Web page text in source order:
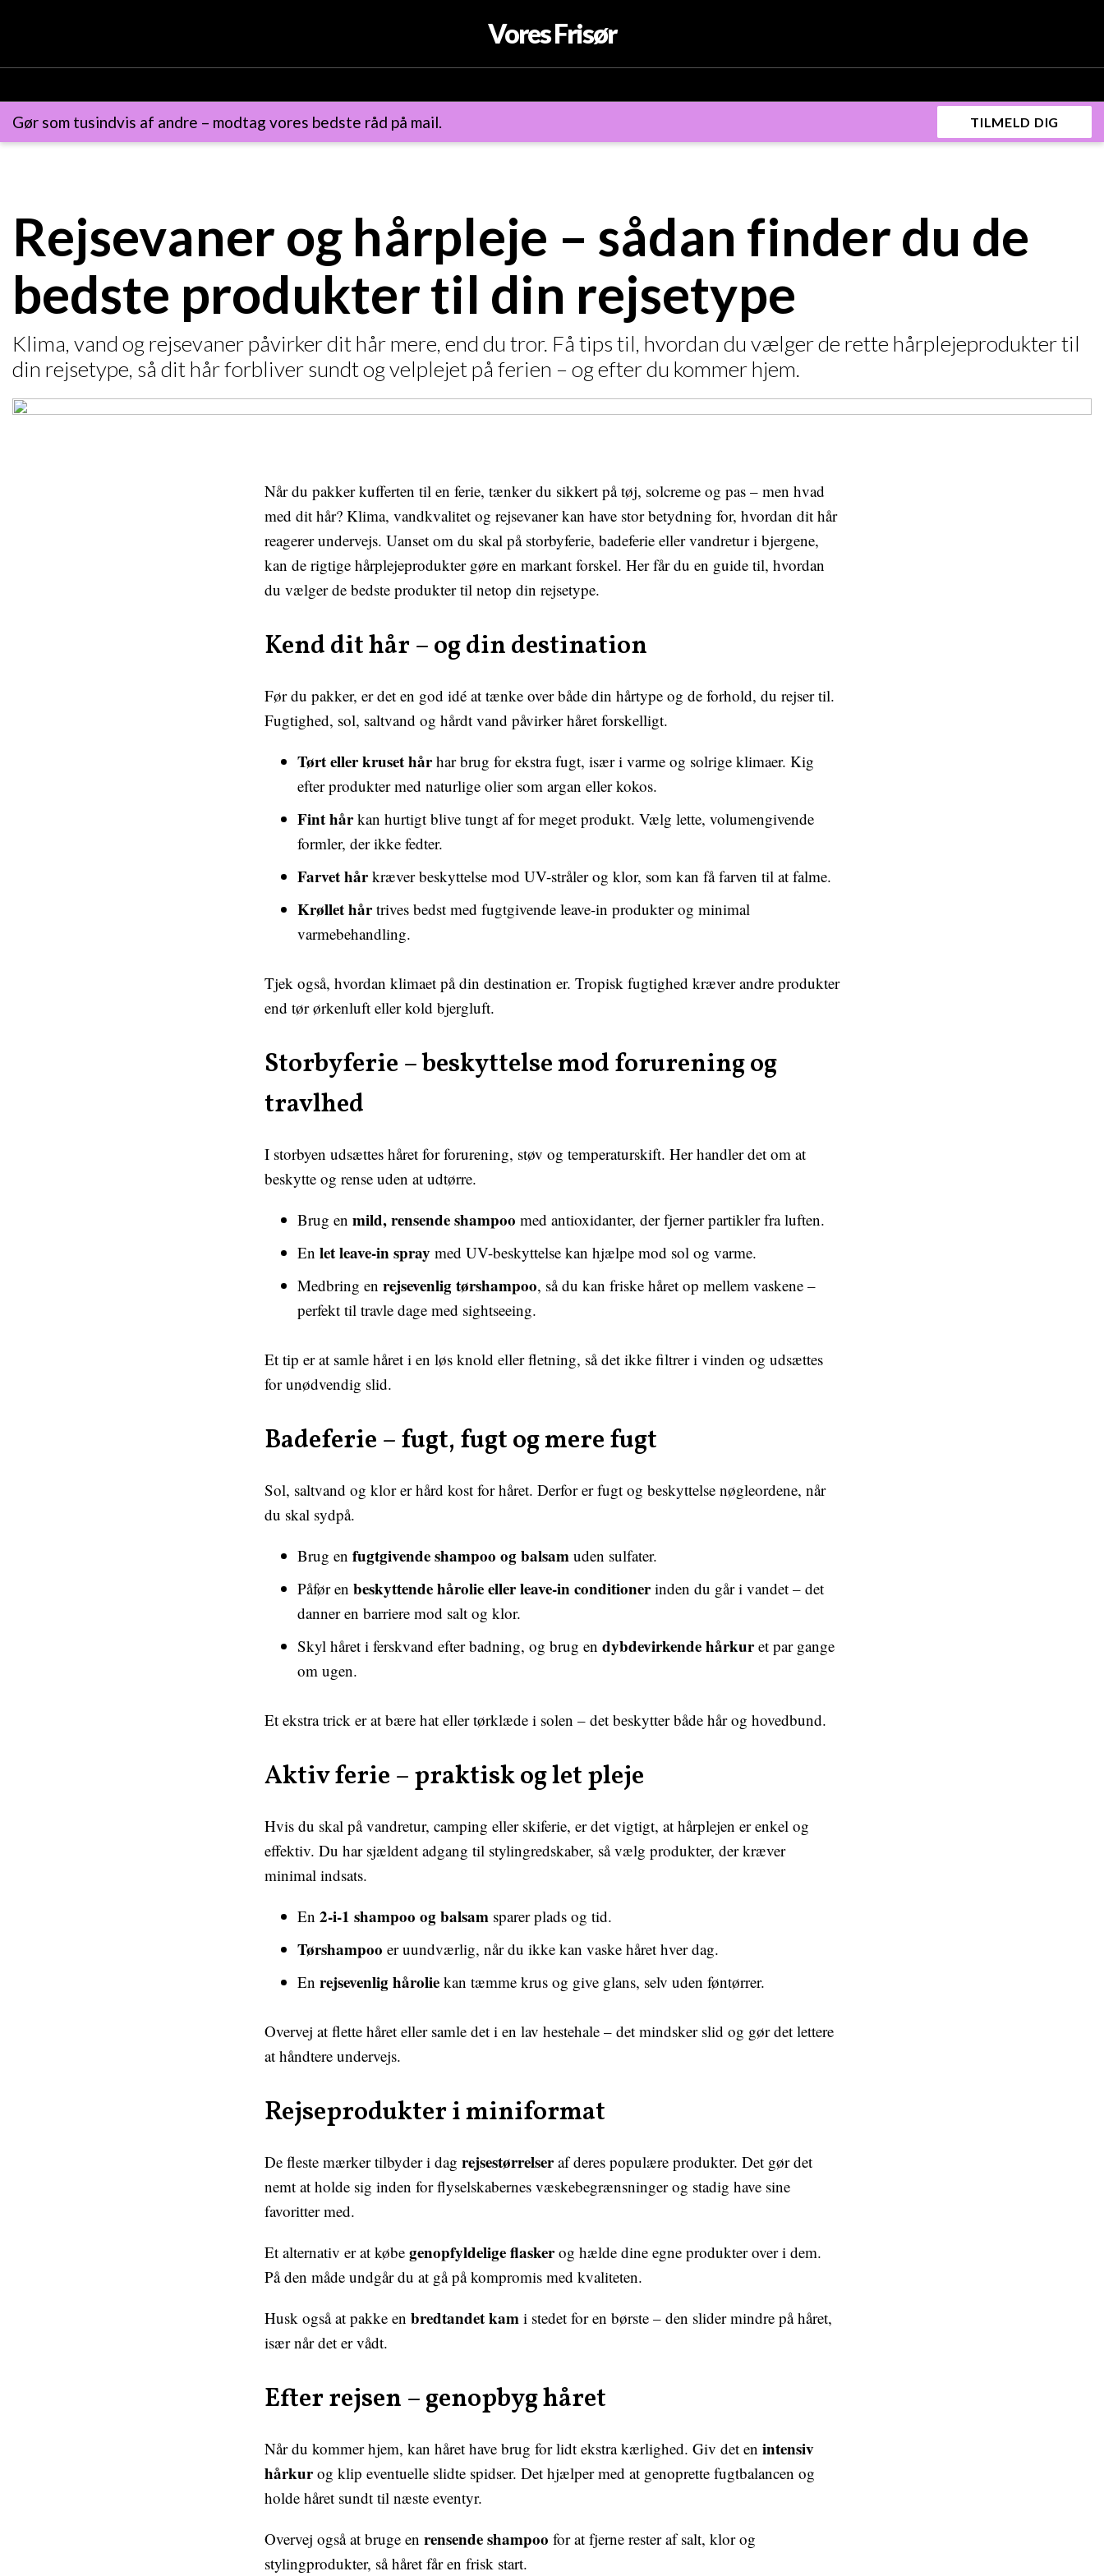
Vores Frisør
Gør som tusindvis af andre – modtag vores bedste råd på mail. TILMELD DIG
Rejsevaner og hårpleje – sådan finder du de
bedste produkter til din rejsetype
Klima, vand og rejsevaner påvirker dit hår mere, end du tror. Få tips til, hvordan du vælger de rette hårplejeprodukter til
din rejsetype, så dit hår forbliver sundt og velplejet på ferien – og efter du kommer hjem.
Når du pakker kufferten til en ferie, tænker du sikkert på tøj, solcreme og pas – men hvad
med dit hår? Klima, vandkvalitet og rejsevaner kan have stor betydning for, hvordan dit hår
reagerer undervejs. Uanset om du skal på storbyferie, badeferie eller vandretur i bjergene,
kan de rigtige hårplejeprodukter gøre en markant forskel. Her får du en guide til, hvordan
du vælger de bedste produkter til netop din rejsetype.
Kend dit hår – og din destination
Før du pakker, er det en god idé at tænke over både din hårtype og de forhold, du rejser til.
Fugtighed, sol, saltvand og hårdt vand påvirker håret forskelligt.
Tørt eller kruset hårhar brug for ekstra fugt, især i varme og solrige klimaer. Kig
efter produkter med naturlige olier som argan eller kokos.
Fint hårkan hurtigt blive tungt af for meget produkt. Vælg lette, volumen­givende
formler, der ikke fedter.
Farvet hårkræver beskyttelse mod UV-stråler og klor, som kan få farven til at falme.
Krøllet hårtrives bedst med fugtgivende leave-in produkter og minimal
varmebehandling.
Tjek også, hvordan klimaet på din destination er. Tropisk fugtighed kræver andre produkter
end tør ørkenluft eller kold bjergluft.
Storbyferie – beskyttelse mod forurening og
travlhed
I storbyen udsættes håret for forurening, støv og temperaturskift. Her handler det om at
beskytte og rense uden at udtørre.
Brug en mild, rensende shampoo med antioxidanter, der fjerner partikler fra luften.
En let leave-in spray med UV-beskyttelse kan hjælpe mod sol og varme.
Medbring en rejsevenlig tørshampoo, så du kan friske håret op mellem vaskene –
perfekt til travle dage med sightseeing.
Et tip er at samle håret i en løs knold eller fletning, så det ikke filtrer i vinden og udsættes
for unødvendig slid.
Badeferie – fugt, fugt og mere fugt
Sol, saltvand og klor er hård kost for håret. Derfor er fugt og beskyttelse nøgleordene, når
du skal sydpå.
Brug en fugtgivende shampoo og balsam uden sulfater.
Påfør en beskyttende hårolie eller leave-in conditionerinden du går i vandet – det
danner en barriere mod salt og klor.
Skyl håret i ferskvand efter badning, og brug en dybdevirkende hårkuret par gange
om ugen.
Et ekstra trick er at bære hat eller tørklæde i solen – det beskytter både hår og hovedbund.
Aktiv ferie – praktisk og let pleje
Hvis du skal på vandretur, camping eller skiferie, er det vigtigt, at hårplejen er enkel og
effektiv. Du har sjældent adgang til stylingredskaber, så vælg produkter, der kræver
minimal indsats.
En 2-i-1 shampoo og balsam sparer plads og tid.
Tørshampoo er uundværlig, når du ikke kan vaske håret hver dag.
En rejsevenlig hårolie kan tæmme krus og give glans, selv uden føntørrer.
Overvej at flette håret eller samle det i en lav hestehale – det mindsker slid og gør det lettere
at håndtere undervejs.
Rejseprodukter i miniformat
De fleste mærker tilbyder i dag rejse­størrelseraf deres populære produkter. Det gør det
nemt at holde sig inden for flyselskabernes væskebegrænsninger og stadig have sine
favoritter med.
Et alternativ er at købe genopfyldelige flaskerog hælde dine egne produkter over i dem.
På den måde undgår du at gå på kompromis med kvaliteten.
Husk også at pakke en bredtandet kam i stedet for en børste – den slider mindre på håret,
især når det er vådt.
Efter rejsen – genopbyg håret
Når du kommer hjem, kan håret have brug for lidt ekstra kærlighed. Giv det en intensiv
hårkurog klip eventuelle slidte spidser. Det hjælper med at genoprette fugtbalancen og
holde håret sundt til næste eventyr.
Overvej også at bruge en rensende shampoo for at fjerne rester af salt, klor og
stylingprodukter, så håret får en frisk start.